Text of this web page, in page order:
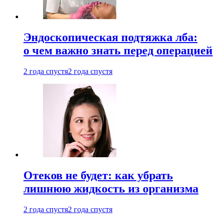
Эндоскопическая подтяжка лба:
о чем важно знать перед операцией
2 года спустя2 года спустя
Отеков не будет: как убрать
лишнюю жидкость из организма
2 года спустя2 года спустя